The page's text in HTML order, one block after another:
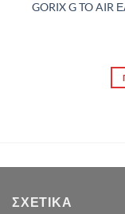
GORIX G TO
ΣΧΕΤΙΚΆ